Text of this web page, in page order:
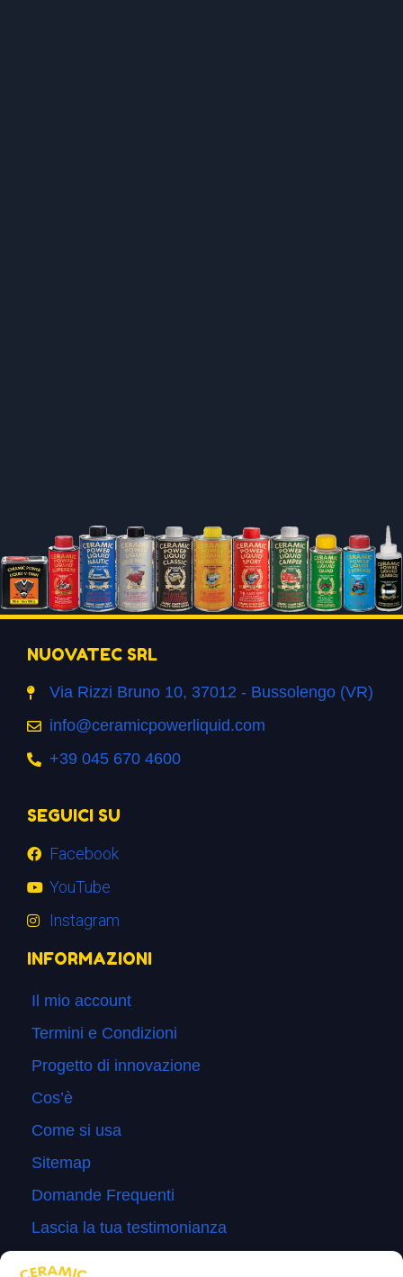
NUOVATEC SRL
Via Rizzi Bruno 10, 37012 - Bussolengo (VR)
info@ceramicpowerliquid.com
+39 045 670 4600
SEGUICI SU
Facebook
YouTube
Instagram
INFORMAZIONI
Il mio account
Termini e Condizioni
Progetto di innovazione
Cos’è
Come si usa
Sitemap
Domande Frequenti
Lascia la tua testimonianza